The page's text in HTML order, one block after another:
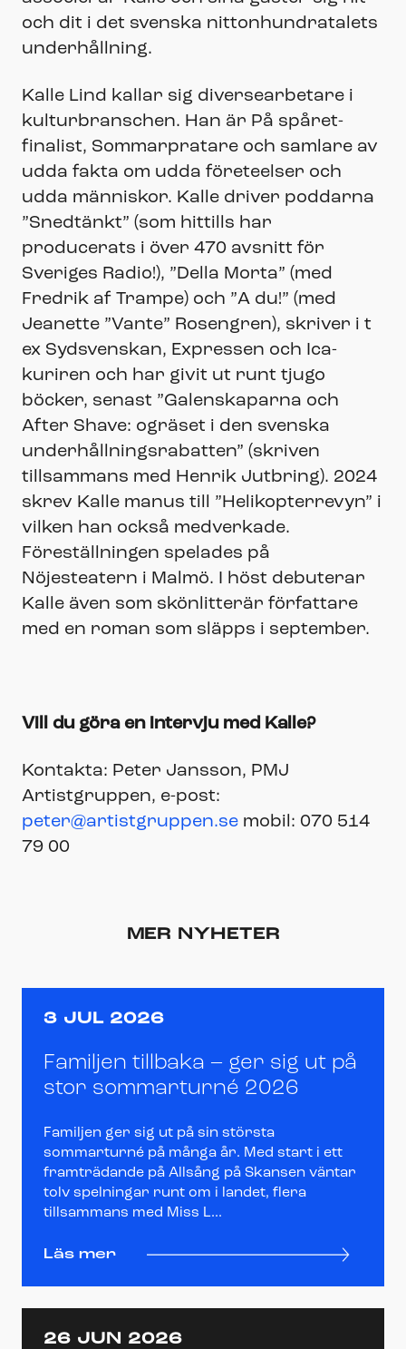
och dit i det svenska nittonhundratalets
underhållning.
Kalle Lind kallar sig diversearbetare i
kulturbranschen. Han är På spåret-
finalist, Sommarpratare och samlare av
udda fakta om udda företeelser och
udda människor. Kalle driver poddarna
”Snedtänkt” (som hittills har
producerats i över 470 avsnitt för
Sveriges Radio!), ”Della Morta” (med
Fredrik af Trampe) och ”A du!” (med
Jeanette ”Vante” Rosengren), skriver i t
ex Sydsvenskan, Expressen och Ica-
kuriren och har givit ut runt tjugo
böcker, senast ”Galenskaparna och
After Shave: ogräset i den svenska
underhållningsrabatten” (skriven
tillsammans med Henrik Jutbring). 2024
skrev Kalle manus till ”Helikopterrevyn” i
vilken han också medverkade.
Föreställningen spelades på
Nöjesteatern i Malmö. I höst debuterar
Kalle även som skönlitterär författare
med en roman som släpps i september.
Vill du göra en intervju med Kalle?
Kontakta: Peter Jansson, PMJ
Artistgruppen, e-post:
peter@artistgruppen.se mobil: 070 514
79 00
MER NYHETER
3 JUL 2026
Familjen tillbaka – ger sig ut på
stor sommarturné 2026
Familjen ger sig ut på sin största
sommarturné på många år. Med start i ett
framträdande på Allsång på Skansen väntar
tolv spelningar runt om i landet, flera
tillsammans med Miss L...
Läs mer
26 JUN 2026